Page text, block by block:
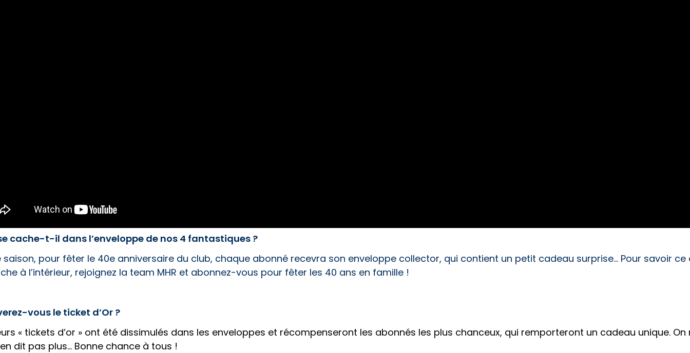
cache-t-il dans l’enveloppe de nos 4 fantastiques ?
saison, pour fêter le 40e anniversaire du club, chaque abonné recevra son enveloppe collector, qui contient un petit cadeau surprise… Pour savoir ce
à l’intérieur, rejoignez la team MHR et abonnez-vous pour fêter les 40 ans en famille !
vous le ticket d’Or ?
« tickets d’or » ont été dissimulés dans les enveloppes et récompenseront les abonnés les plus chanceux, qui remporteront un cadeau unique. On
dit pas plus… Bonne chance à tous !